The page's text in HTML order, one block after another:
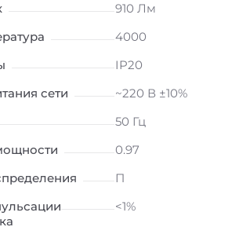
910 Лм
4000
IP20
сети
~220 В ±10%
50 Гц
0.97
П
<1%